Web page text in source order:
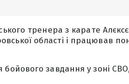
тренера з карате
області і працював
бойового завдання у зоні